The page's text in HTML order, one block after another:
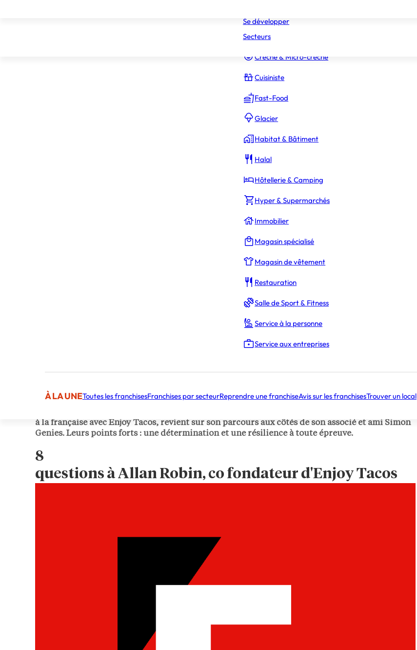
Constructeur Piscines & Spas
Crèche & Micro-crèche
Cuisiniste
Fast-Food
Glacier
Habitat & Bâtiment
Halal
Hôtellerie & Camping
Hyper & Supermarchés
Immobilier
Magasin spécialisé
Magasin de vêtement
Restauration
Salle de Sport & Fitness
Service à la personne
Service aux entreprises
À LA UNEToutes les franchisesFranchises par secteurReprendre une franchiseAvis sur les franchisesTrouver un local
Se développer
Secteurs
à la française avec Enjoy Tacos, revient sur son parcours aux côtés de son associé et ami Simon
Genies. Leurs points forts : une détermination et une résilience à toute épreuve.
8
questions à Allan Robin, co fondateur d'Enjoy Tacos